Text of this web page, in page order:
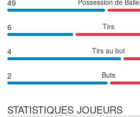
49
6 Tirs
4 Tirs au but
2 Buts
STATISTIQUES JOUEURS